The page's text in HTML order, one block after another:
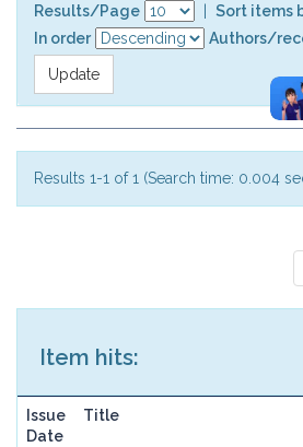
Results/Page
Sort items
In order
Authors/
Results 1-1 of 1 (Search time: 0.004
Item hits:
Issue
Date
Title